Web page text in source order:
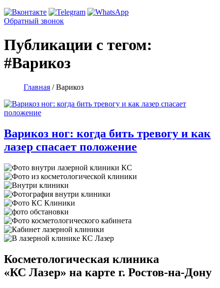
Обратный звонок
Публикации с тегом:
#Варикоз
Главная /Варикоз
Варикоз ног: когда бить тревогу и как
лазер спасает положение
Косметологическая клиника
«КС Лазер» на карте г. Ростов-на-Дону